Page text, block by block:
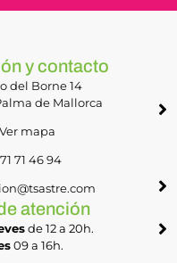
y contacto
del Borne 14
de Mallorca
Ver mapa
71 46 94
atención
de 12 a 20h.
09 a 16h.